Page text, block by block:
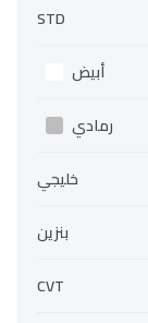
STD
أبيض
رمادي
خليجي
بنزين
CVT